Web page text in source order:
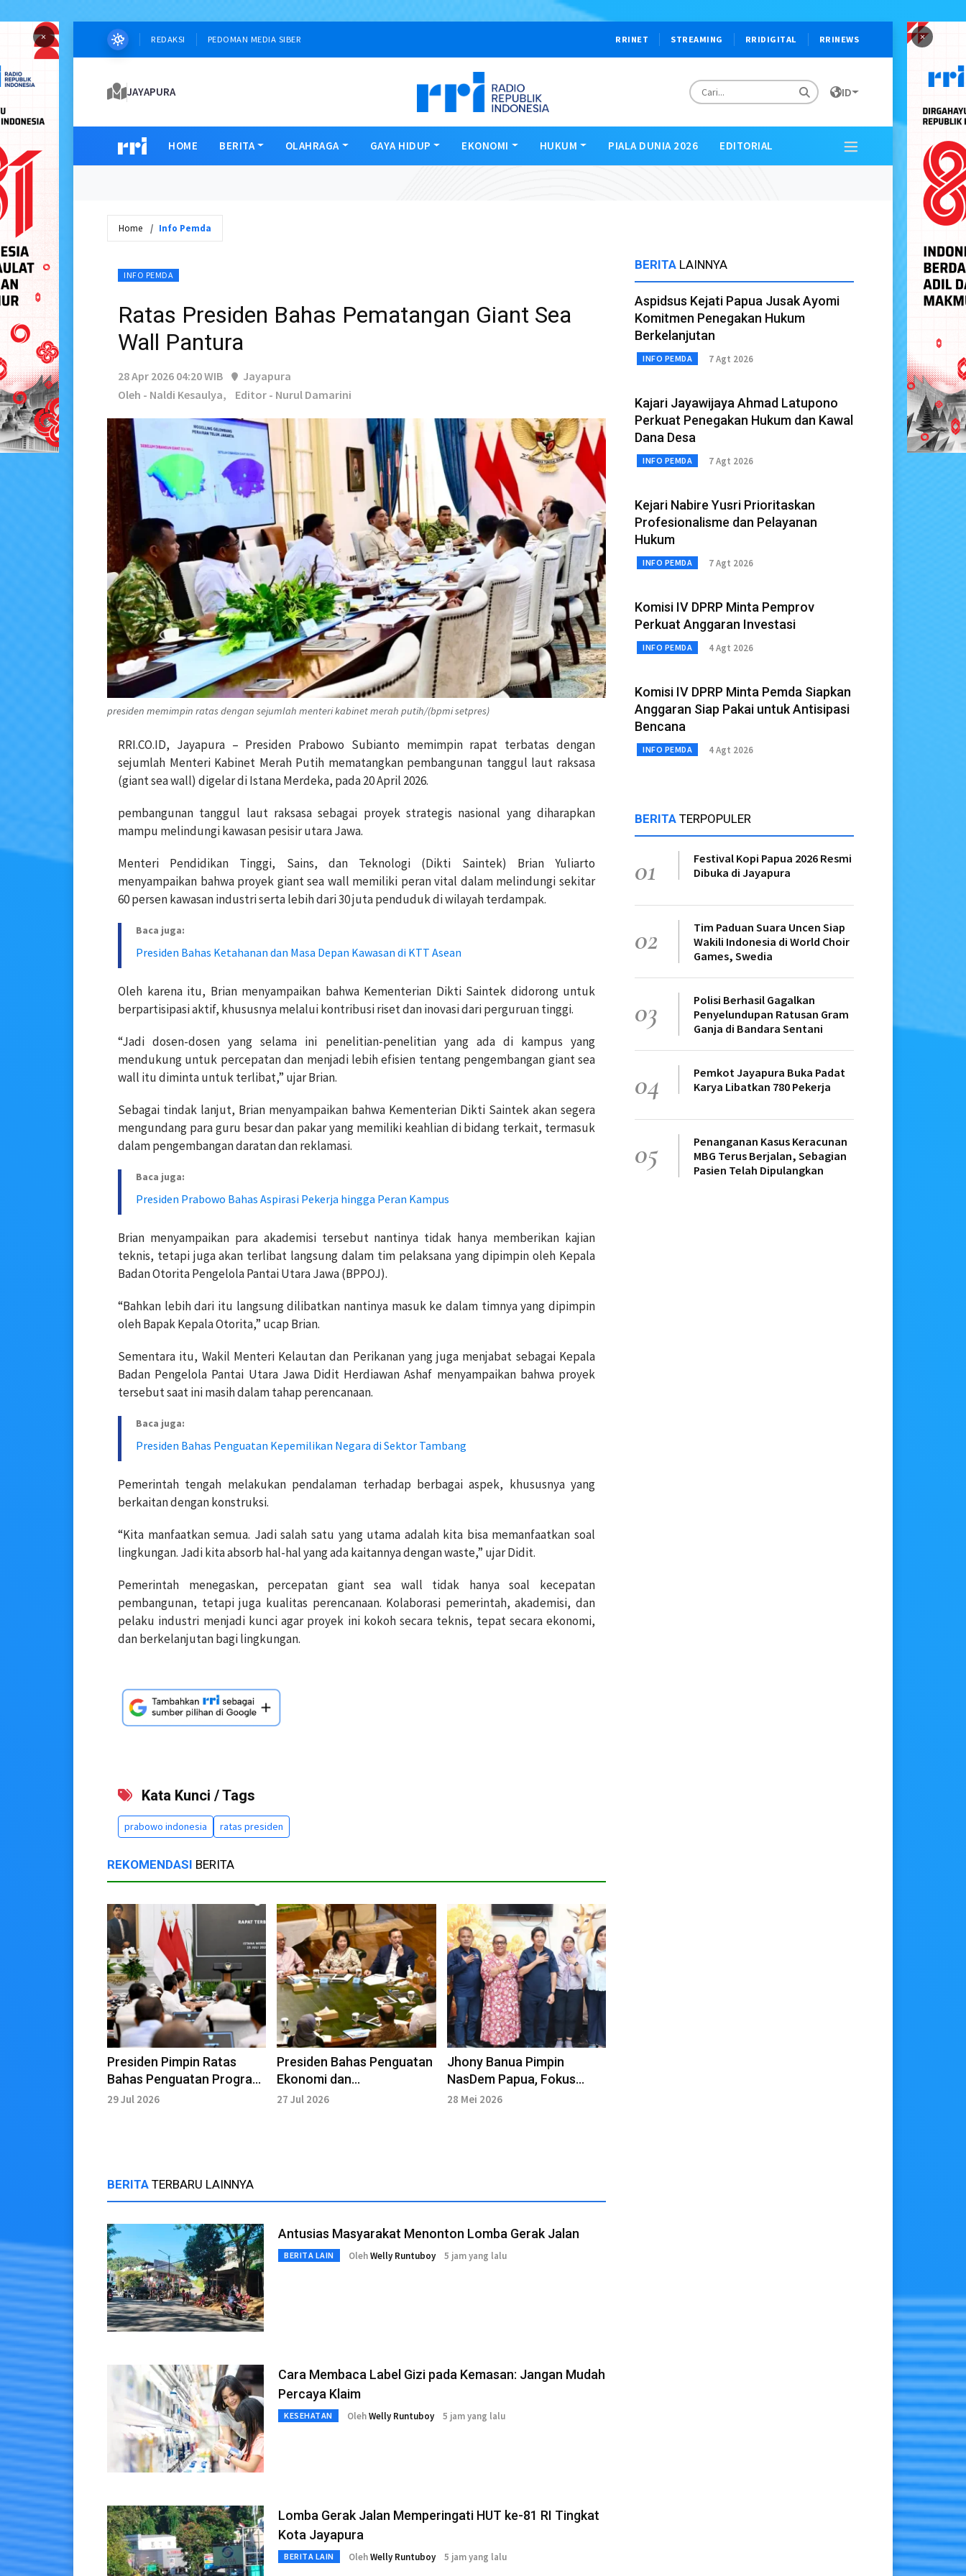
× ×
REDAKSI PEDOMAN MEDIA SIBER RRINET STREAMING RRIDIGITAL RRINEWS
JAYAPURA ID
HOME BERITA OLAHRAGA GAYA HIDUP EKONOMI HUKUM PIALA DUNIA 2026 EDITORIAL
Home Info Pemda
INFO PEMDA
Ratas Presiden Bahas Pematangan Giant Sea
Wall Pantura
28 Apr 2026 04:20 WIB
Jayapura
Oleh - Naldi Kesaulya,
Editor - Nurul Damarini
presiden memimpin ratas dengan sejumlah menteri kabinet merah putih/(bpmi setpres)
RRI.CO.ID, Jayapura – Presiden Prabowo Subianto memimpin rapat terbatas dengan
sejumlah Menteri Kabinet Merah Putih mematangkan pembangunan tanggul laut raksasa
(giant sea wall) digelar di Istana Merdeka, pada 20 April 2026.
pembangunan tanggul laut raksasa sebagai proyek strategis nasional yang diharapkan
mampu melindungi kawasan pesisir utara Jawa.
Menteri Pendidikan Tinggi, Sains, dan Teknologi (Dikti Saintek) Brian Yuliarto
menyampaikan bahwa proyek giant sea wall memiliki peran vital dalam melindungi sekitar
60 persen kawasan industri serta lebih dari 30 juta penduduk di wilayah terdampak.
Baca juga:
Presiden Bahas Ketahanan dan Masa Depan Kawasan di KTT Asean
Oleh karena itu, Brian menyampaikan bahwa Kementerian Dikti Saintek didorong untuk
berpartisipasi aktif, khususnya melalui kontribusi riset dan inovasi dari perguruan tinggi.
“Jadi dosen-dosen yang selama ini penelitian-penelitian yang ada di kampus yang
mendukung untuk percepatan dan menjadi lebih efisien tentang pengembangan giant sea
wall itu diminta untuk terlibat,” ujar Brian.
Sebagai tindak lanjut, Brian menyampaikan bahwa Kementerian Dikti Saintek akan segera
mengundang para guru besar dan pakar yang memiliki keahlian di bidang terkait, termasuk
dalam pengembangan daratan dan reklamasi.
Baca juga:
Presiden Prabowo Bahas Aspirasi Pekerja hingga Peran Kampus
Brian menyampaikan para akademisi tersebut nantinya tidak hanya memberikan kajian
teknis, tetapi juga akan terlibat langsung dalam tim pelaksana yang dipimpin oleh Kepala
Badan Otorita Pengelola Pantai Utara Jawa (BPPOJ).
“Bahkan lebih dari itu langsung dilibatkan nantinya masuk ke dalam timnya yang dipimpin
oleh Bapak Kepala Otorita,” ucap Brian.
Sementara itu, Wakil Menteri Kelautan dan Perikanan yang juga menjabat sebagai Kepala
Badan Pengelola Pantai Utara Jawa Didit Herdiawan Ashaf menyampaikan bahwa proyek
tersebut saat ini masih dalam tahap perencanaan.
Baca juga:
Presiden Bahas Penguatan Kepemilikan Negara di Sektor Tambang
Pemerintah tengah melakukan pendalaman terhadap berbagai aspek, khususnya yang
berkaitan dengan konstruksi.
“Kita manfaatkan semua. Jadi salah satu yang utama adalah kita bisa memanfaatkan soal
lingkungan. Jadi kita absorb hal-hal yang ada kaitannya dengan waste,” ujar Didit.
Pemerintah menegaskan, percepatan giant sea wall tidak hanya soal kecepatan
pembangunan, tetapi juga kualitas perencanaan. Kolaborasi pemerintah, akademisi, dan
pelaku industri menjadi kunci agar proyek ini kokoh secara teknis, tepat secara ekonomi,
dan berkelanjutan bagi lingkungan.
Kata Kunci / Tags
prabowo indonesia ratas presiden
REKOMENDASI BERITA
Presiden Pimpin Ratas
Bahas Penguatan Program
Nasional
29 Jul 2026
Presiden Bahas Penguatan
Ekonomi dan
Penyempurnaan GovTech
27 Jul 2026
Jhony Banua Pimpin
NasDem Papua, Fokus
Konsolidasi Internal Partai
28 Mei 2026
BERITA TERBARU LAINNYA
Antusias Masyarakat Menonton Lomba Gerak Jalan
BERITA LAIN OlehWelly Runtuboy 5 jam yang lalu
Cara Membaca Label Gizi pada Kemasan: Jangan Mudah
Percaya Klaim
KESEHATAN OlehWelly Runtuboy 5 jam yang lalu
Lomba Gerak Jalan Memperingati HUT ke-81 RI Tingkat
Kota Jayapura
BERITA LAIN OlehWelly Runtuboy 5 jam yang lalu
BERITA LAINNYA
Aspidsus Kejati Papua Jusak Ayomi
Komitmen Penegakan Hukum
Berkelanjutan
INFO PEMDA 7 Agt 2026
Kajari Jayawijaya Ahmad Latupono
Perkuat Penegakan Hukum dan Kawal
Dana Desa
INFO PEMDA 7 Agt 2026
Kejari Nabire Yusri Prioritaskan
Profesionalisme dan Pelayanan
Hukum
INFO PEMDA 7 Agt 2026
Komisi IV DPRP Minta Pemprov
Perkuat Anggaran Investasi
INFO PEMDA 4 Agt 2026
Komisi IV DPRP Minta Pemda Siapkan
Anggaran Siap Pakai untuk Antisipasi
Bencana
INFO PEMDA 4 Agt 2026
BERITA TERPOPULER
01
Festival Kopi Papua 2026 Resmi
Dibuka di Jayapura
02
Tim Paduan Suara Uncen Siap
Wakili Indonesia di World Choir
Games, Swedia
03
Polisi Berhasil Gagalkan
Penyelundupan Ratusan Gram
Ganja di Bandara Sentani
04
Pemkot Jayapura Buka Padat
Karya Libatkan 780 Pekerja
05
Penanganan Kasus Keracunan
MBG Terus Berjalan, Sebagian
Pasien Telah Dipulangkan